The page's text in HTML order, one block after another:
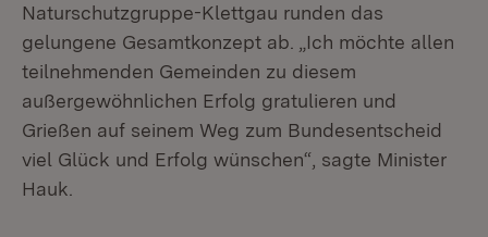
Naturschutzgruppe-Klettgau runden das
gelungene Gesamtkonzept ab. „Ich möchte allen
teilnehmenden Gemeinden zu diesem
außergewöhnlichen Erfolg gratulieren und
Grießen auf seinem Weg zum Bundesentscheid
viel Glück und Erfolg wünschen“, sagte Minister
Hauk.